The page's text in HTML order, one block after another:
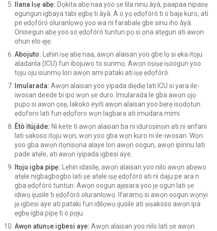
Ilana Iṣẹ abẹ: Dọkita abẹ naa yoo ṣe lila ninu àyà, paapaa nipasẹ
egungun igbaya tabi ẹgbẹ ti àyà. A o yọ ẹdọfóró ti o bajẹ kuro, ati
pe ẹdọfóró oluranlọwọ yoo wa ni farabalẹ gbe sinu iho àyà.
Onisegun abẹ yoo so ẹdọfóró tuntun pọ si ọna atẹgun ati awọn
ohun elo ẹjẹ.
Abojuto: Lẹhin iṣẹ abẹ naa, awọn alaisan yoo gbe lọ si ẹka itọju
aladanla (ICU) fun ibojuwo to sunmọ. Awọn oṣiṣẹ iṣoogun yoo
tọju oju isunmọ lori awọn ami pataki ati iṣẹ ẹdọfóró.
Imularada: Awọn alaisan yoo yipada diẹdiẹ lati ICU si yara ile-
iwosan deede bi ipo wọn ṣe duro. Imularada le gba awọn ọjọ
pupọ si awọn ọsẹ, lakoko eyiti awọn alaisan yoo bẹrẹ isọdọtun
ẹdọforo lati fun ẹdọforo wọn lagbara ati imudara mimi.
Ètò ìtújáde: Ni kete ti awọn alaisan ba ni iduroṣinṣin ati ni anfani
lati ṣakoso itọju wọn, wọn yoo gba wọn kuro ni ile-iwosan. Wọn
yoo gba awọn itọnisọna alaye lori awọn oogun, awọn ipinnu lati
pade atẹle, ati awọn iyipada igbesi aye.
Itọju igba pipẹ: Lẹhin idasilẹ, awọn alaisan yoo nilo awọn abẹwo
atẹle nigbagbogbo lati ṣe atẹle iṣẹ ẹdọfóró ati rii daju pe ara n
gba ẹdọfóró tuntun. Awọn oogun ajẹsara yoo jẹ ogun lati ṣe
idiwọ ijusile ti ẹdọfóró oluranlọwọ. Ifaramọ si awọn oogun wọnyi
jẹ igbesi aye ati pataki fun idilọwọ ijusile ati ṣiṣakoso awọn ipa
ẹgbẹ igba pipẹ ti o pọju.
Awọn atunṣe igbesi aye: Awọn alaisan yoo nilo lati ṣe awọn